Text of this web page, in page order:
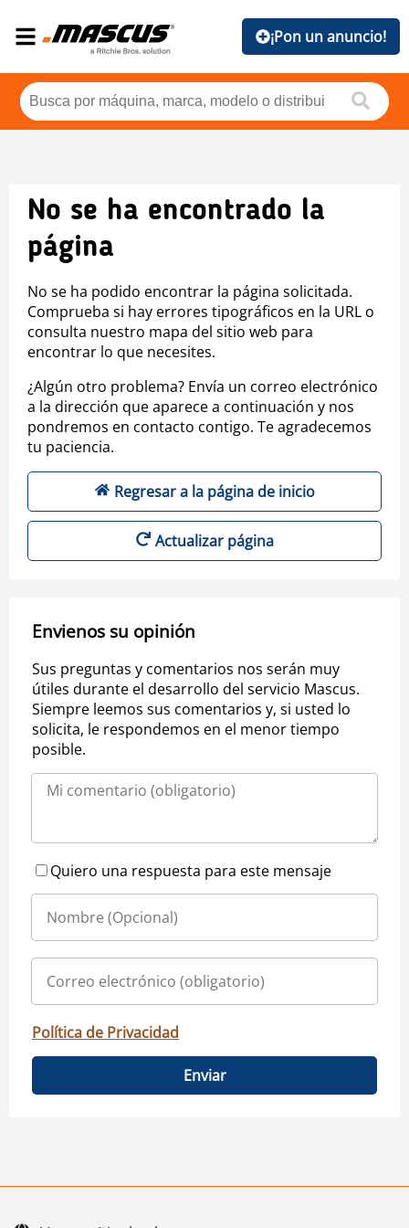
¡Pon un anuncio!
No se ha encontrado la
página
No se ha podido encontrar la página solicitada.
Comprueba si hay errores tipográficos en la URL o
consulta nuestro mapa del sitio web para
encontrar lo que necesites.
¿Algún otro problema? Envía un correo electrónico
a la dirección que aparece a continuación y nos
pondremos en contacto contigo. Te agradecemos
tu paciencia.
Regresar a la página de inicio
Actualizar página
Envienos su opinión
Sus preguntas y comentarios nos serán muy
útiles durante el desarrollo del servicio Mascus.
Siempre leemos sus comentarios y, si usted lo
solicita, le respondemos en el menor tiempo
posible.
Quiero una respuesta para este mensaje
Política de Privacidad
Enviar